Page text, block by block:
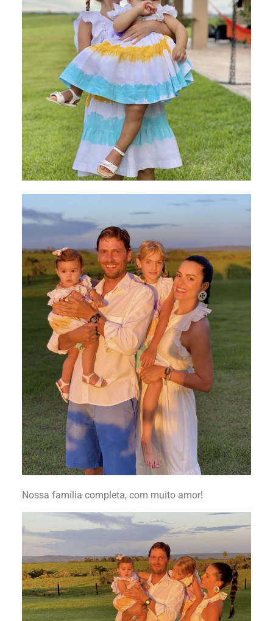
Nossa família completa, com muito amor!